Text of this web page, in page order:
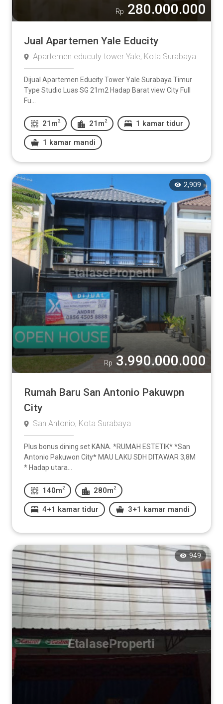
Rp 280.000.000
Jual Apartemen Yale Educity
Apartemen educuty tower Yale, Kota Surabaya
Dijual Apartemen Educity Tower Yale Surabaya Timur
Type Studio Luas SG 21m2 Hadap Barat view City Full
Fu...
21m 2 21m 2 1 kamar tidur
1 kamar mandi
2,909
Rp 3.990.000.000
Rumah Baru San Antonio Pakuwpn
City
San Antonio, Kota Surabaya
Plus bonus dining set KANA. *RUMAH ESTETIK* *San
Antonio Pakuwon City* MAU LAKU SDH DITAWAR 3,8M
* Hadap utara...
140m 2 280m 2
4+1 kamar tidur 3+1 kamar mandi
949